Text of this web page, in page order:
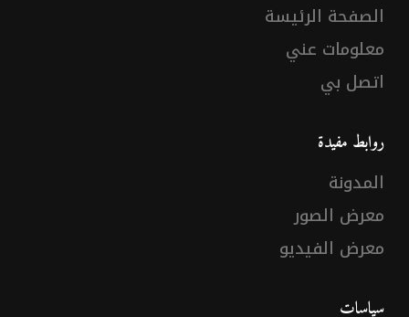
الصفحة الرئيسة
معلومات عني
اتصل بي
روابط مفيدة
المدونة
معرض الصور
معرض الفيديو
سياسات